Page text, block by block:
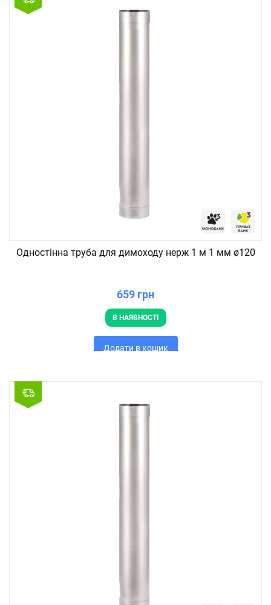
Одностінна труба для димоходу нерж 1 м 1 мм ø120
659 грн
В НАЯВНОСТІ
Додати в кошик